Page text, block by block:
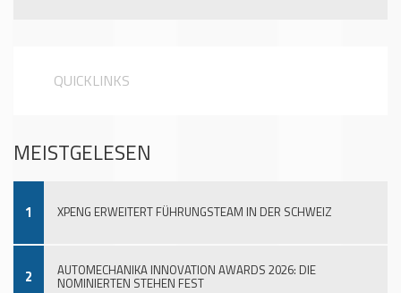
QUICKLINKS
MEISTGELESEN
1 XPENG ERWEITERT FÜHRUNGSTEAM IN DER SCHWEIZ
2 AUTOMECHANIKA INNOVATION AWARDS 2026: DIE
NOMINIERTEN STEHEN FEST